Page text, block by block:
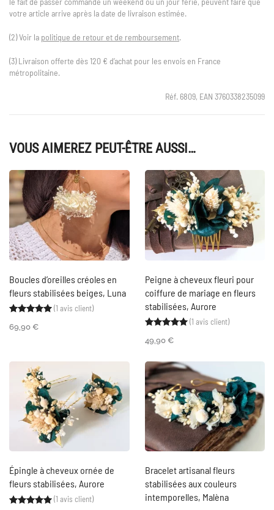
votre article arrive après la date de livraison estimée.
(2) Voir la politique de retour et de remboursement.
(3) Livraison offerte dès 120 € d’achat pour les envois en France
métropolitaine.
Réf. 6809, EAN 3760338235099
VOUS AIMEREZ PEUT-ÊTRE AUSSI…
Boucles d’oreilles créoles en
fleurs stabilisées beiges, Luna
Noté 5.00sur 5 basé sur
1 notation client
(1 avis client)
69,90 €
Peigne à cheveux fleuri pour
coiffure de mariage en fleurs
stabilisées, Aurore
Noté 5.00sur 5
1
(1 avis client)
49,90 €
Épingle à cheveux ornée de
fleurs stabilisées, Aurore
Noté 5.00sur 5 basé sur
1 notation client
(1 avis client)
Bracelet artisanal fleurs
stabilisées aux couleurs
intemporelles, Malèna